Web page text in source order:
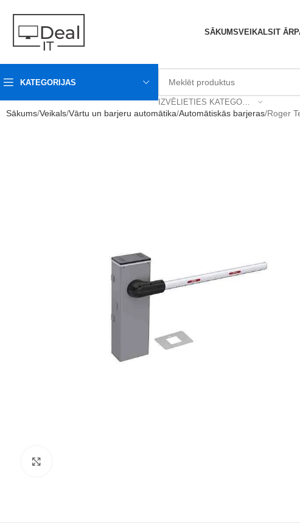
SĀKUMSVEIKALS IT
KATEGORIJAS
IZVĒLIETIES KATEGORIJU
Sākums Veikals Vārtu un barjeru automātika Automātiskās barjeras Roger